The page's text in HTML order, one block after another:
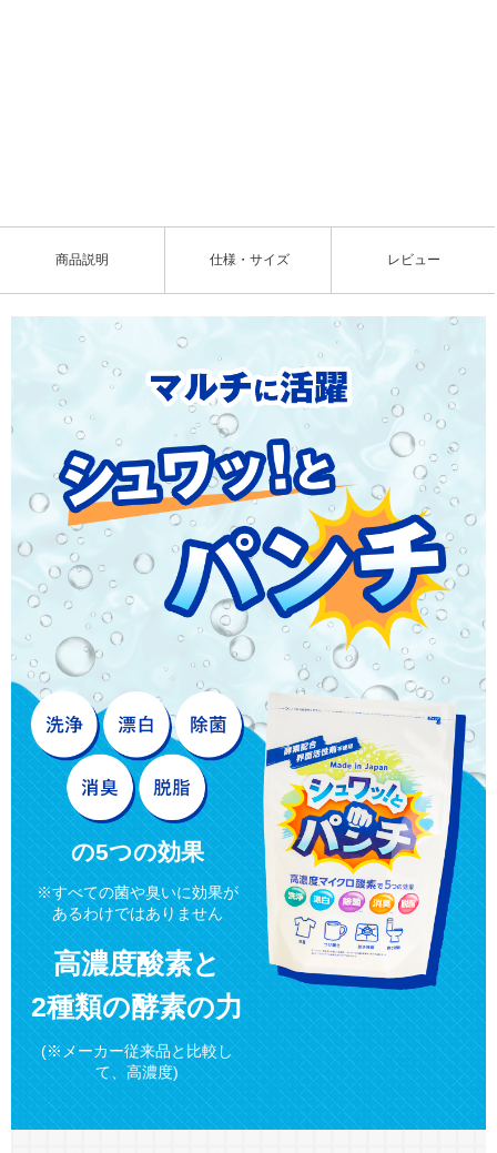
4
商品説明 仕様・サイズ レビュー
の5つの効果
※すべての菌や臭いに効果が
あるわけではありません
高濃度酸素と
2種類の酵素の力
(※メーカー従来品と比較し
て、高濃度)